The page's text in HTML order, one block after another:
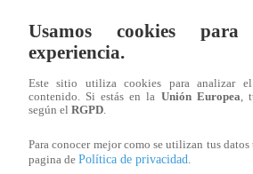
¿Yahaira Plasencia y Maritza
Usamos cookies
experiencia.
Este sitio utiliza cookies para analizar
contenido. Si estás en la Unión Europea,
según el RGPD.
Para conocer mejor como se utilizan tus
pagina de Política de privacidad.